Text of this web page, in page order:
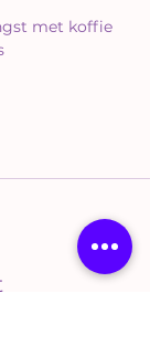
met koffie